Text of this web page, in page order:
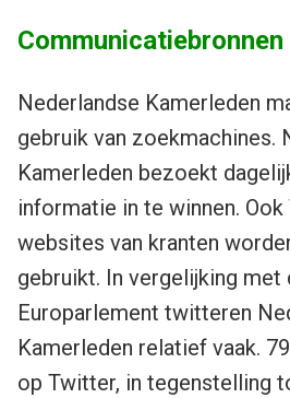
Communicatiebronnen
Nederlandse Kamerleden
gebruik van zoekmachines.
Kamerleden bezoekt
informatie in te winnen.
websites van kranten
gebruikt. In vergelijking met
Europarlement twitteren
Kamerleden relatief vaak.
op Twitter, in tegenstelling